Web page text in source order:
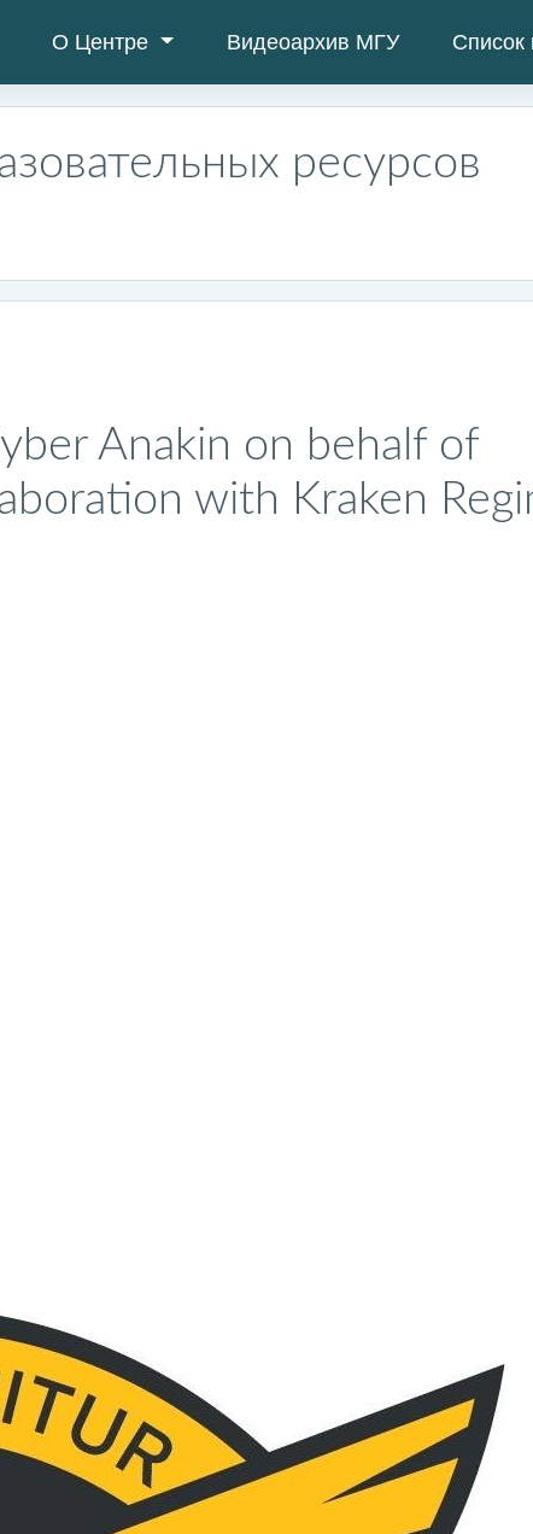
О Центре Видеоархив МГУ Список
ресурсов
Anakin on behalf of
with Kraken